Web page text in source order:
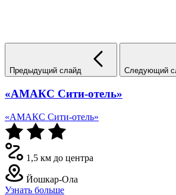
Предыдущий слайд Следующий
«АМАКС Сити-отель»
«АМАКС Сити-отель»
1,5 км до центра
Йошкар-Ола
Узнать больше